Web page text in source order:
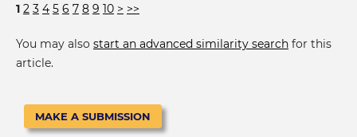
1 2 3 4 5 6 7 8 9 10 > >>
You may also start an advanced similarity searchfor this
article.
MAKE A SUBMISSION